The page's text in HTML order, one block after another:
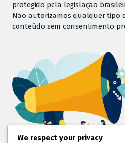
protegido pela legislação
Não autorizamos qualquer tipo
conteúdo sem consentimento
We respect your privacy